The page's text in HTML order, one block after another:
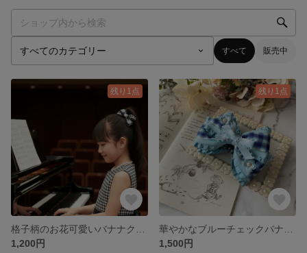
すべて 販売中
残り1点
1,200円
残り1点
1,500円